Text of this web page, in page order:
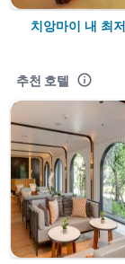
치앙마이 내 최
추천 호텔